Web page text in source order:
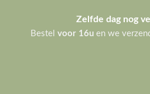
Zelfde dag nog
Bestel voor 16u en we